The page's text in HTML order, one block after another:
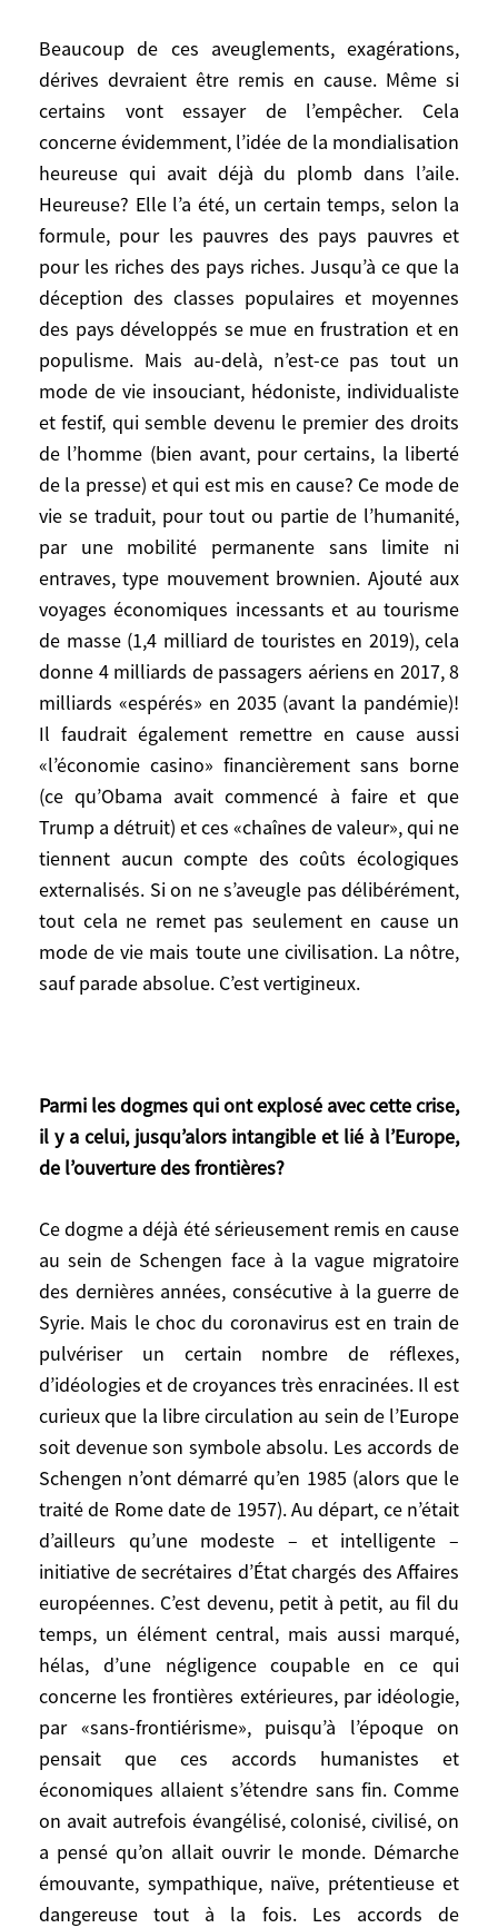
Beaucoup de ces aveuglements, exagérations,
dérives devraient être remis en cause. Même si
certains vont essayer de l’empêcher. Cela
concerne évidemment, l’idée de la mondialisation
heureuse qui avait déjà du plomb dans l’aile.
Heureuse? Elle l’a été, un certain temps, selon la
formule, pour les pauvres des pays pauvres et
pour les riches des pays riches. Jusqu’à ce que la
déception des classes populaires et moyennes
des pays développés se mue en frustration et en
populisme. Mais au-delà, n’est-ce pas tout un
mode de vie insouciant, hédoniste, individualiste
et festif, qui semble devenu le premier des droits
de l’homme (bien avant, pour certains, la liberté
de la presse) et qui est mis en cause? Ce mode de
vie se traduit, pour tout ou partie de l’humanité,
par une mobilité permanente sans limite ni
entraves, type mouvement brownien. Ajouté aux
voyages économiques incessants et au tourisme
de masse (1,4 milliard de touristes en 2019), cela
donne 4 milliards de passagers aériens en 2017, 8
milliards «espérés» en 2035 (avant la pandémie)!
Il faudrait également remettre en cause aussi
«l’économie casino» financièrement sans borne
(ce qu’Obama avait commencé à faire et que
Trump a détruit) et ces «chaînes de valeur», qui ne
tiennent aucun compte des coûts écologiques
externalisés. Si on ne s’aveugle pas délibérément,
tout cela ne remet pas seulement en cause un
mode de vie mais toute une civilisation. La nôtre,
sauf parade absolue. C’est vertigineux.
Parmi les dogmes qui ont explosé avec cette crise,
il y a celui, jusqu’alors intangible et lié à l’Europe,
de l’ouverture des frontières?
Ce dogme a déjà été sérieusement remis en cause
au sein de Schengen face à la vague migratoire
des dernières années, consécutive à la guerre de
Syrie. Mais le choc du coronavirus est en train de
pulvériser un certain nombre de réflexes,
d’idéologies et de croyances très enracinées. Il est
curieux que la libre circulation au sein de l’Europe
soit devenue son symbole absolu. Les accords de
Schengen n’ont démarré qu’en 1985 (alors que le
traité de Rome date de 1957). Au départ, ce n’était
d’ailleurs qu’une modeste – et intelligente –
initiative de secrétaires d’État chargés des Affaires
européennes. C’est devenu, petit à petit, au fil du
temps, un élément central, mais aussi marqué,
hélas, d’une négligence coupable en ce qui
concerne les frontières extérieures, par idéologie,
par «sans-frontiérisme», puisqu’à l’époque on
pensait que ces accords humanistes et
économiques allaient s’étendre sans fin. Comme
on avait autrefois évangélisé, colonisé, civilisé, on
a pensé qu’on allait ouvrir le monde. Démarche
émouvante, sympathique, naïve, prétentieuse et
dangereuse tout à la fois. Les accords de
risque-t-elle pas d’être sérieusement
remise en cause?
Beaucoup de ces aveuglements,
exagérations, dérives devraient être remis
en cause. Même si certains vont essayer de
l’empêcher. Cela concerne évidemment,
l’idée de la mondialisation heureuse qui
avait déjà du plomb dans l’aile. Heureuse?
Elle l’a été, un certain temps, selon la
formule, pour les pauvres des pays
pauvres et pour les riches des pays riches.
Jusqu’à ce que la déception des classes
populaires et moyennes des pays
développés se mue en frustration et en
populisme. Mais au-delà, n’est-ce pas tout
un mode de vie insouciant, hédoniste,
individualiste et festif, qui semble devenu
le premier des droits de l’homme (bien
avant, pour certains, la liberté de la presse)
et qui est mis en cause? Ce mode de vie se
traduit, pour tout ou partie de l’humanité,
par une mobilité permanente sans limite ni
entraves, type mouvement brownien.
Ajouté aux voyages économiques
milliard de touristes en 2019), cela donne 4
milliards de passagers aériens en 2017, 8
milliards «espérés» en 2035 (avant la
pandémie)! Il faudrait également remettre
en cause aussi «l’économie casino»
financièrement sans borne (ce qu’Obama
avait commencé à faire et que Trump a
s’aveugle pas délibérément, tout cela ne
remet pas seulement en cause un mode de
vie mais toute une civilisation. La nôtre,
Parmi les dogmes qui ont explosé avec
cette crise, il y a celui, jusqu’alors
intangible et lié à l’Europe, de l’ouverture
des frontières?
Ce dogme a déjà été sérieusement remis
en cause au sein de Schengen face à la
vague migratoire des dernières années,
consécutive à la guerre de Syrie. Mais le
choc du coronavirus est en train de
pulvériser un certain nombre de réflexes,
d’idéologies et de croyances très
enracinées. Il est curieux que la libre
circulation au sein de l’Europe soit
devenue son symbole absolu. Les accords
de Schengen n’ont démarré qu’en 1985
(alors que le traité de Rome date de 1957).
Au départ, ce n’était d’ailleurs qu’une
modeste – et intelligente – initiative de
secrétaires d’État chargés des Affaires
européennes. C’est devenu, petit à petit, au
fil du temps, un élément central, mais